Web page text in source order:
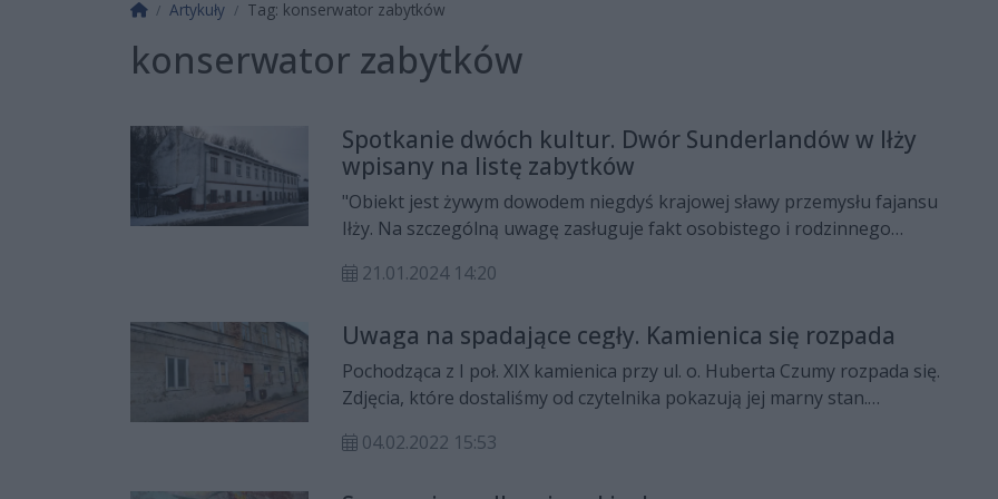
Strona główna
Artykuły Tag: konserwator zabytków
konserwator zabytków
Spotkanie dwóch kultur. Dwór Sunderlandów w Iłży
wpisany na listę zabytków
"Obiekt jest żywym dowodem niegdyś krajowej sławy przemysłu fajansu
Iłży. Na szczególną uwagę zasługuje fakt osobistego i rodzinnego
będącym przed laty siedzibą fabryki fajansu pisze mazowiecki
rejestru zabytków.
21.01.2024 14:20
Uwaga na spadające cegły. Kamienica się rozpada
Pochodząca z I poł. XIX kamienica przy ul. o. Huberta Czumy rozpada się.
Zdjęcia, które dostaliśmy od czytelnika pokazują jej marny stan.
przeprowadzenia kontroli obiektu; są ograniczenia prawne.
04.02.2022 15:53